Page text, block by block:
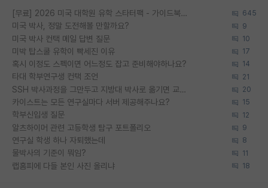
[무료] 2026 미국 대학원 유학 스타터팩 - 가이드북 & 합격자 컨택메일 템플릿 645
미국 박사, 정말 도전해볼 만할까요? 9
미국 박사 컨택 메일 답변 질문 10
미박 탑스쿨 유학이 빡세진 이유 17
혹시 이정도 스펙이면 어느정도 잡고 준비해야하나요? 14
타대 학부연구생 컨택 조언 21
SSH 박사과정을 그만두고 지방대 박사로 옮기면 교수의 꿈은 끝일까요? 20
카이스트는 모든 연구실마다 서버 제공해주나요? 15
학부신입생 질문 12
알츠하이머 관련 고등학생 탐구 포트폴리오 9
연구실 학생 하나 자퇴했는데 8
물박사의 기준이 뭐임? 11
랩홈피에 다들 본인 사진 올리냐 18